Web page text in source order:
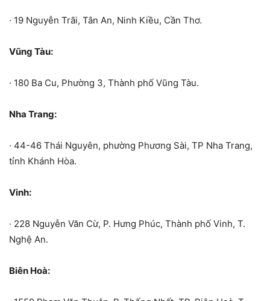
· 19 Nguyễn Trãi, Tân An, Ninh Kiều, Cần Thơ.
Vũng Tàu:
· 180 Ba Cu, Phường 3, Thành phố Vũng Tàu.
Nha Trang:
· 44-46 Thái Nguyên, phường Phương Sài, TP Nha Trang,
tỉnh Khánh Hòa.
Vinh:
· 228 Nguyễn Văn Cừ, P. Hưng Phúc, Thành phố Vinh, T.
Nghệ An.
Biên Hoà: